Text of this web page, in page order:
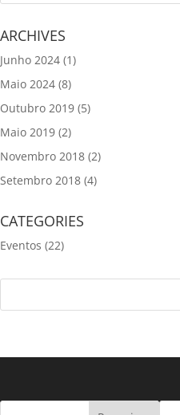
ARCHIVES
Junho 2024 (1)
Maio 2024 (8)
Outubro 2019 (5)
Maio 2019 (2)
Novembro 2018 (2)
Setembro 2018 (4)
CATEGORIES
Eventos (22)